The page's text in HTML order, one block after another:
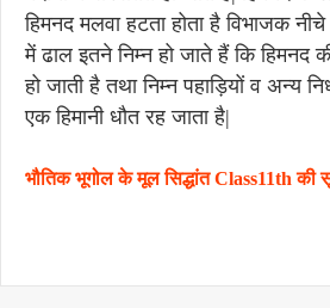
हिमनद मलवा हटता होता है विभाजक
में ढाल इतने निम्न हो जाते हैं कि हिमनद
हो जाती है तथा निम्न पहाड़ियों व अन्य
एक हिमानी धौत रह जाता है|
भौतिक भूगोल के मूल सिद्धांत Class11th की